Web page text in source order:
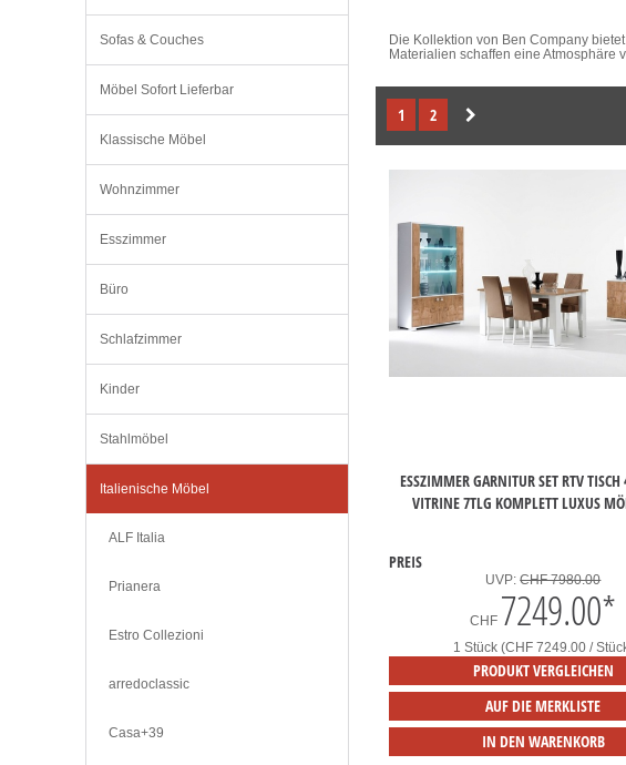
Die Kollektion von Ben Company
Materialien schaffen eine Atmosphäre
1 2
ESSZIMMER GARNITUR SET RTV TISCH
VITRINE 7TLG KOMPLETT LUXUS
PREIS
UVP:CHF 7980.00
CHF 7249.00*
1 Stück (CHF 7249.00 /
PRODUKT VERGLEICHEN
AUF DIE MERKLISTE
IN DEN WARENKORB
Sofas & Couches
Möbel Sofort Lieferbar
Klassische Möbel
Wohnzimmer
Esszimmer
Büro
Schlafzimmer
Kinder
Stahlmöbel
Italienische Möbel
ALF Italia
Prianera
Estro Collezioni
arredoclassic
Casa+39